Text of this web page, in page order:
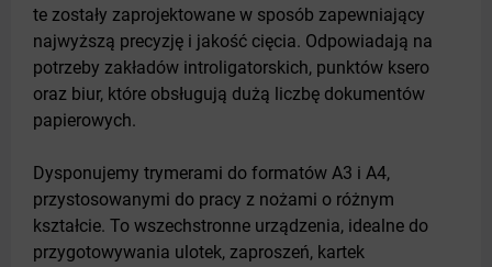
te zostały zaprojektowane w sposób zapewniający
najwyższą precyzję i jakość cięcia. Odpowiadają na
potrzeby zakładów introligatorskich, punktów ksero
oraz biur, które obsługują dużą liczbę dokumentów
papierowych.
Dysponujemy trymerami do formatów A3 i A4,
przystosowanymi do pracy z nożami o różnym
kształcie. To wszechstronne urządzenia, idealne do
przygotowywania ulotek, zaproszeń, kartek